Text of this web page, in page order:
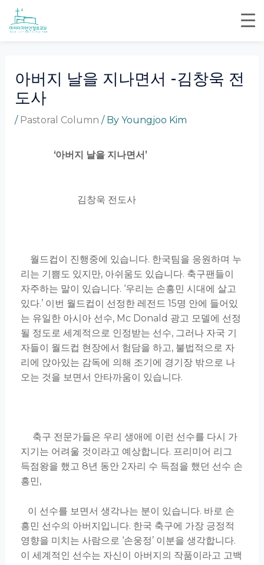
Skip
content
아버지 날을 지나면서 -김창욱 전
도사
/ Pastoral Column / By Youngjoo Kim
‘아버지 날을 지나면서’
김창욱 전도사
월드컵이 진행중에 있습니다. 한국팀을 응원하며 누
리는 기쁨도 있지만, 아쉬움도 있습니다. 축구팬들이
자주하는 말이 있습니다. ‘우리는 손흥민 시대에 살고
있다.’ 이번 월드컵이 선정한 레전드 15명 안에 들어있
는 유일한 아시아 선수, Mc Donald 광고 모델에 선정
될 정도로 세계적으로 인정받는 선수, 그러나 자국 기
자들이 월드컵 현장에서 험담을 하고, 불법적으로 자
리에 앉아있는 감독에 의해 조기에 경기장 밖으로 나
오는 것을 보면서 안타까움이 있습니다.
축구 전문가들은 우리 생애에 이런 선수를 다시 가
지기는 어려울 것이라고 예상합니다. 프리미어 리그
득점왕을 했고 8년 동안 2자리 수 득점을 했던 선수 손
흥민,
이 선수를 보면서 생각나는 분이 있습니다. 바로 손
흥민 선수의 아버지입니다. 한국 축구에 가장 긍정적
영향을 미치는 사람으로 ‘손웅정’ 이분을 생각합니다.
이 세계적인 선수는 자신이 아버지의 작품이라고 고백
Post
navigation